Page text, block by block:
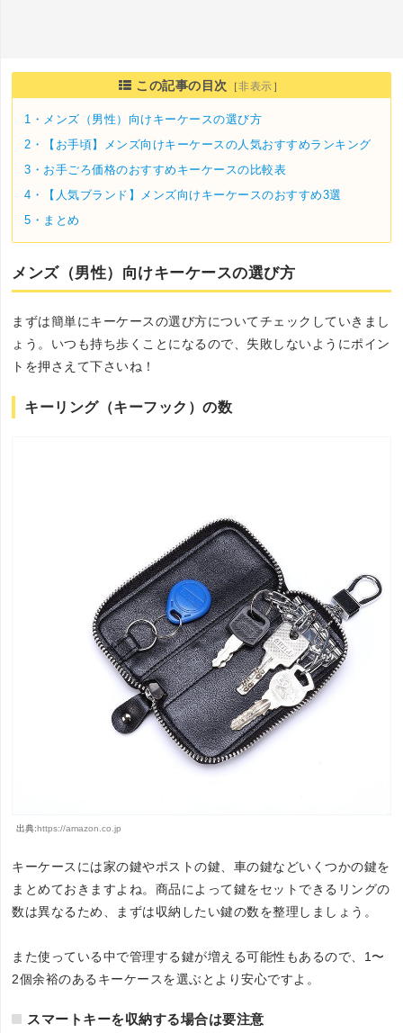
この記事の目次 ［非表示 ］
1・ メンズ（男性）向けキーケースの選び方
2・
【お手頃】メンズ向けキーケースの人気おすすめランキング
3・ お手ごろ価格のおすすめキーケースの比較表
4・
【人気ブランド】メンズ向けキーケースのおすすめ3選
5・ まとめ
メンズ（男性）向けキーケースの選び方
まずは簡単にキーケースの選び方についてチェックしていきまし
ょう。いつも持ち歩くことになるので、失敗しないようにポイン
トを押さえて下さいね！
キーリング（キーフック）の数
出典:https://amazon.co.jp
キーケースには家の鍵やポストの鍵、車の鍵などいくつかの鍵を
まとめておきますよね。商品によって鍵をセットできるリングの
数は異なるため、まずは収納したい鍵の数を整理しましょう。
また使っている中で管理する鍵が増える可能性もあるので、1〜
2個余裕のあるキーケースを選ぶとより安心ですよ。
スマートキーを収納する場合は要注意